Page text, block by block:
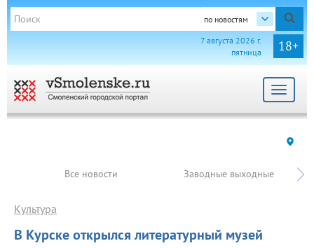
по новостям
18+
7 августа 2026 г.
пятница
Toggle
Все новости Заводные выходные
В Курске открылся литературный музей
Культура